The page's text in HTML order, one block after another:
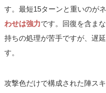
す。最短15ターンと重いのが
わせは強力です。回復を含ま
持ちの処理が苦手ですが、遅
す。
攻撃色だけで構成された陣ス